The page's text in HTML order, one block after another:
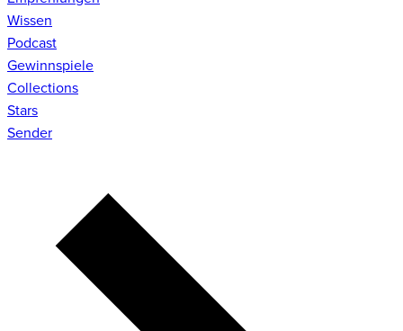
Wissen
Podcast
Gewinnspiele
Collections
Stars
Sender